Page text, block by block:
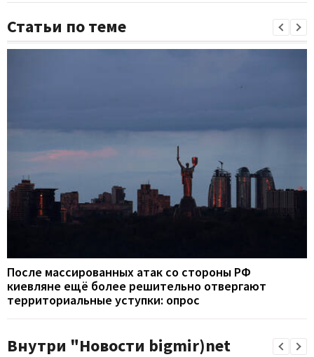
Статьи по теме
После массированных атак со стороны РФ
киевляне ещё более решительно отвергают
территориальные уступки: опрос
Внутри "Новости bigmir)net